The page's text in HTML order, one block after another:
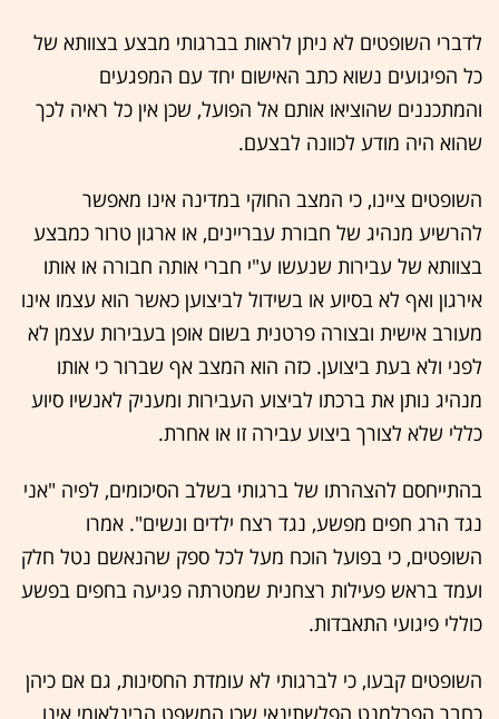
לדברי השופטים לא ניתן לראות בברגותי מבצע בצוותא של
כל הפיגועים נשוא כתב האישום יחד עם המפגעים
והמתכננים שהוציאו אותם אל הפועל, שכן אין כל ראיה לכך
שהוא היה מודע לכוונה לבצעם.
השופטים ציינו, כי המצב החוקי במדינה אינו מאפשר
להרשיע מנהיג של חבורת עבריינים, או ארגון טרור כמבצע
בצוותא של עבירות שנעשו ע"י חברי אותה חבורה או אותו
אירגון ואף לא בסיוע או בשידול לביצוען כאשר הוא עצמו אינו
מעורב אישית ובצורה פרטנית בשום אופן בעבירות עצמן לא
לפני ולא בעת ביצוען. כזה הוא המצב אף שברור כי אותו
מנהיג נותן את ברכתו לביצוע העבירות ומעניק לאנשיו סיוע
כללי שלא לצורך ביצוע עבירה זו או אחרת.
בהתייחסם להצהרתו של ברגותי בשלב הסיכומים, לפיה "אני
נגד הרג חפים מפשע, נגד רצח ילדים ונשים". אמרו
השופטים, כי בפועל הוכח מעל לכל ספק שהנאשם נטל חלק
ועמד בראש פעילות רצחנית שמטרתה פגיעה בחפים בפשע
כוללי פיגועי התאבדות.
השופטים קבעו, כי לברגותי לא עומדת החסינות, גם אם כיהן
כחבר הפרלמנט הפלשתינאי שכן המשפט הבינלאומי אינו